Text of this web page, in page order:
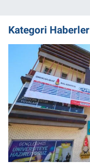
Kategori Haberler